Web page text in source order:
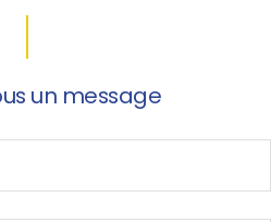
un message